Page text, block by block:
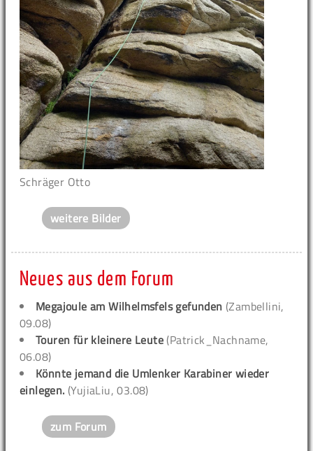
Schräger Otto
weitere Bilder
Neues aus dem Forum
Megajoule am Wilhelmsfels gefunden (Zambellini,
09.08)
Touren für kleinere Leute (Patrick_Nachname,
06.08)
Könnte jemand die Umlenker Karabiner wieder
einlegen. (YujiaLiu, 03.08)
zum Forum